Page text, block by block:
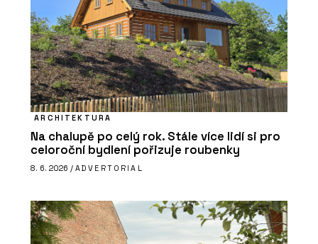
ARCHITEKTURA
Na chalupě po celý rok. Stále více lidí si pro
celoroční bydlení pořizuje roubenky
8. 6. 2026 / ADVERTORIAL